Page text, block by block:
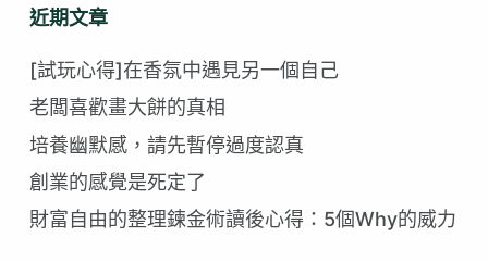
不
符
合
的
近期文章
[試玩心得]在香氛中遇見另一個自己
老闆喜歡畫大餅的真相
培養幽默感，請先暫停過度認真
創業的感覺是死定了
財富自由的整理鍊金術讀後心得：5個Why的威力